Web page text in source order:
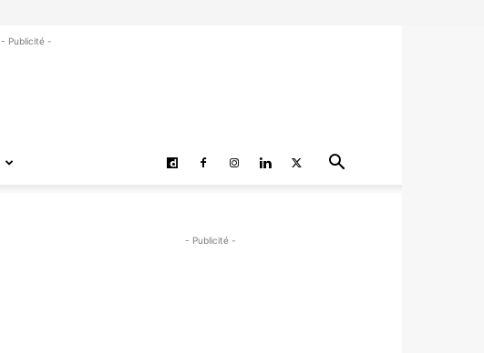
- Publicité -
- Publicité -